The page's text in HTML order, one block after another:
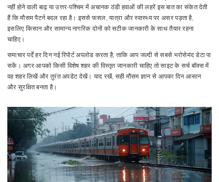
नहीं होने वाली बाढ़ या उत्तर-पश्चिम में अचानक ठंडी हवाओं की लहरें इस बात का संकेत देती
हैं कि मौसम पैटर्न बदल रहा है। इससे फसल, यात्रा और स्वास्थ्य पर असर पड़ता है,
इसलिए किसान और सामान्य नागरिक दोनों को सटीक जानकारी के साथ तैयार रहना
चाहिए।
समाचार पर्दे हर दिन नई रिपोर्ट अपलोड करता है, ताकि आप जल्दी से सबसे भरोसेमंद डेटा पा
सकें। अगर आपको किसी विशेष शहर की विस्तृत जानकारी चाहिए तो साइट के सर्च बॉक्स में
वह शहर लिखें और तुरंत अपडेट देखें। याद रखें, सही मौसम ज्ञान से आपका दिन आसान
और सुरक्षित बनता है।